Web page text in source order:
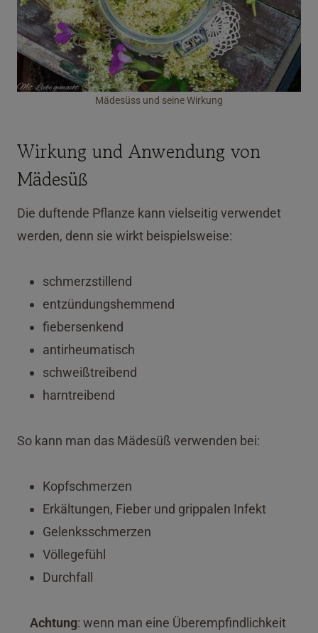
Mädesüss und seine Wirkung
Wirkung und Anwendung von
Mädesüß
Die duftende Pflanze kann vielseitig verwendet
werden, denn sie wirkt beispielsweise:
schmerzstillend
entzündungshemmend
fiebersenkend
antirheumatisch
schweißtreibend
harntreibend
So kann man das Mädesüß verwenden bei:
Kopfschmerzen
Erkältungen, Fieber und grippalen Infekt
Gelenksschmerzen
Völlegefühl
Durchfall
Achtung: wenn man eine Überempfindlichkeit